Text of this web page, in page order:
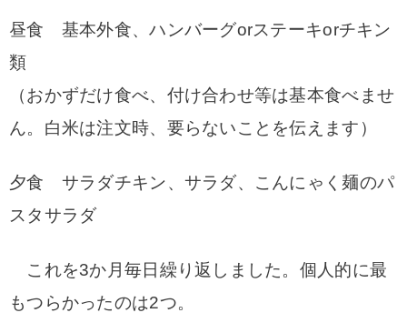
昼食 基本外食、ハンバーグorステーキorチキン
類
（おかずだけ食べ、付け合わせ等は基本食べませ
ん。白米は注文時、要らないことを伝えます）
夕食 サラダチキン、サラダ、こんにゃく麺のパ
スタサラダ
これを3か月毎日繰り返しました。個人的に最
もつらかったのは2つ。